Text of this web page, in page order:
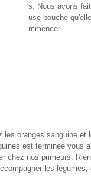
s. Nous avons
use-bouche
mmencer...
les oranges sanguine et
est terminée vous
chez nos primeurs.
les